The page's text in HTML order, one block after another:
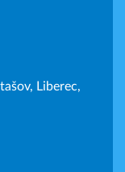
Liberec,